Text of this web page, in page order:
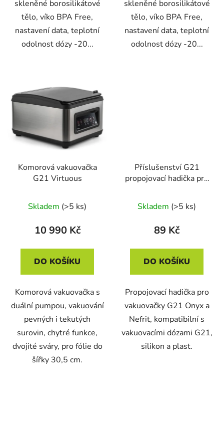
skleněné borosilikátové
tělo, víko BPA Free,
nastavení data, teplotní
odolnost dózy -20...
skleněné borosilikátové
tělo, víko BPA Free,
nastavení data, teplotní
odolnost dózy -20...
Komorová vakuovačka
G21 Virtuous
Skladem (>5 ks)
10 990 Kč
DO KOŠÍKU
Komorová vakuovačka s
duální pumpou, vakuování
pevných i tekutých
surovin, chytré funkce,
dvojité sváry, pro fólie do
šířky 30,5 cm.
Příslušenství G21
propojovací hadička pro
Skladem (>5 ks)
89 Kč
DO KOŠÍKU
Propojovací hadička pro
vakuovačky G21 Onyx a
Nefrit, kompatibilní s
vakuovacími dózami G21,
silikon a plast.